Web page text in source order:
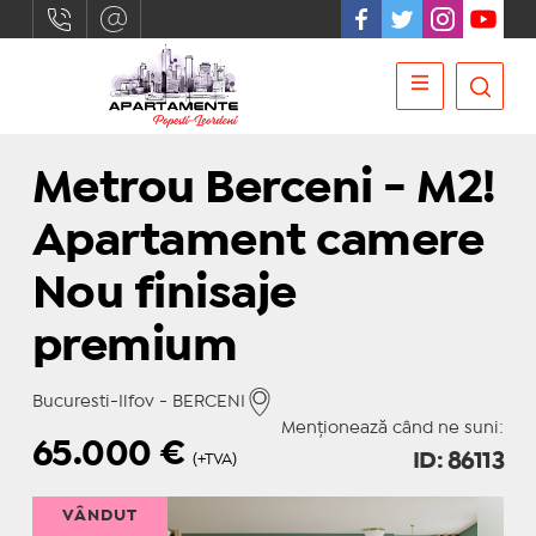
Metrou Berceni - M2!
Apartament camere
Nou finisaje
premium
Bucuresti-Ilfov - BERCENI
Menționează când ne suni:
65.000€ (+TVA) ID: 86113
VÂNDUT